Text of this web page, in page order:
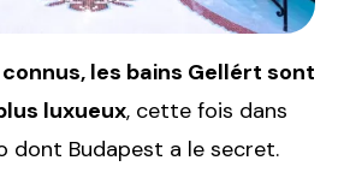
les bains Gellért sont
luxueux, cette fois dans
dont Budapest a le secret.